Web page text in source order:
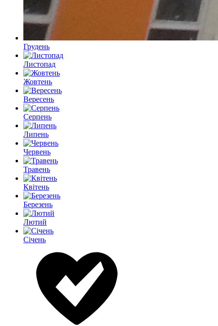
Грудень
Листопад
Жовтень
Вересень
Серпень
Липень
Червень
Травень
Квітень
Березень
Лютий
Січень